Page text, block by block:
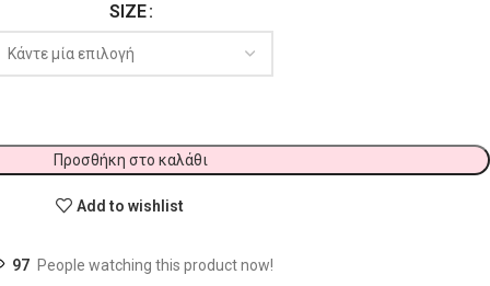
SIZE
Προσθήκη στο καλάθι
Add to wishlist
97 People watching this product now!